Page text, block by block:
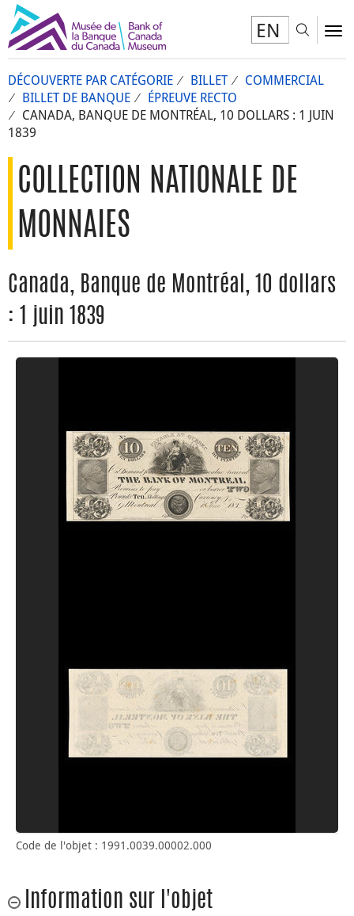
EN
DÉCOUVERTE PAR CATÉGORIE BILLET
COMMERCIAL
BILLET DE BANQUE
ÉPREUVE RECTO
CANADA, BANQUE DE MONTRÉAL, 10 DOLLARS : 1 JUIN
1839
COLLECTION NATIONALE DE
MONNAIES
Canada, Banque de Montréal, 10 dollars
: 1 juin 1839
Code de l'objet : 1991.0039.00002.000
Information sur l'objet